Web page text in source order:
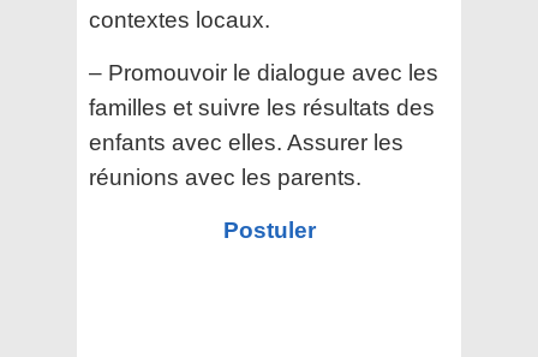
contextes locaux.
– Promouvoir le dialogue avec les
familles et suivre les résultats des
enfants avec elles. Assurer les
réunions avec les parents.
Postuler